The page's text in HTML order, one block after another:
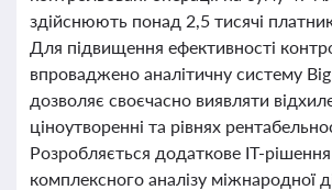
здійснюють понад 2,5 тисячі
Для підвищення ефективності
впроваджено аналітичну систему
дозволяє своєчасно виявляти
ціноутворенні та рівнях
Розробляється додаткове IT-
комплексного аналізу міжнародної